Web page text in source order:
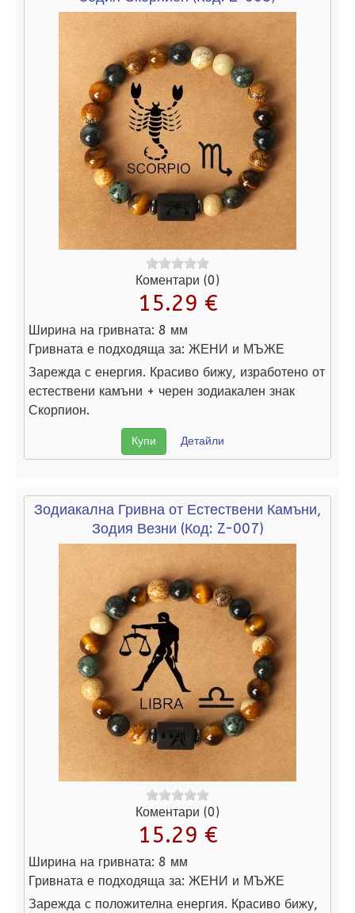
Коментари (0)
15.29 €
Ширина на гривната: 8 мм
Гривната е подходяща за: ЖЕНИ и МЪЖЕ
Зарежда с енергия. Красиво бижу, изработено от
естествени камъни + черен зодиакален знак
Скорпион.
Купи Детайли
Зодиакална Гривна от Естествени Камъни,
Зодия Везни (Код: Z-007)
Коментари (0)
15.29 €
Ширина на гривната: 8 мм
Гривната е подходяща за: ЖЕНИ и МЪЖЕ
Зарежда с положителна енергия. Красиво бижу,